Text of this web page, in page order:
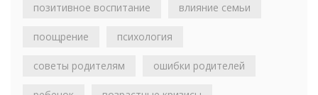
позитивное воспитание влияние семьи
поощрение психология
советы родителям ошибки родителей